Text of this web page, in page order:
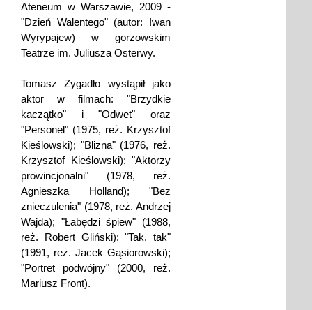
Ateneum w Warszawie, 2009 -
"Dzień Walentego" (autor: Iwan
Wyrypajew) w gorzowskim
Teatrze im. Juliusza Osterwy.
Tomasz Zygadło wystąpił jako
aktor w filmach: "Brzydkie
kaczątko" i "Odwet" oraz
"Personel" (1975, reż. Krzysztof
Kieślowski); "Blizna" (1976, reż.
Krzysztof Kieślowski); "Aktorzy
prowincjonalni" (1978, reż.
Agnieszka Holland); "Bez
znieczulenia" (1978, reż. Andrzej
Wajda); "Łabędzi śpiew" (1988,
reż. Robert Gliński); "Tak, tak"
(1991, reż. Jacek Gąsiorowski);
"Portret podwójny" (2000, reż.
Mariusz Front).